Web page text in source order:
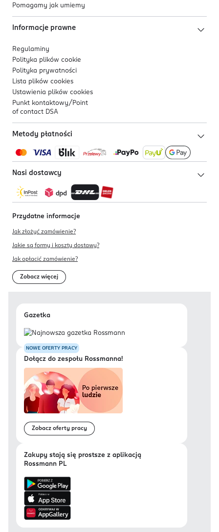
Pomagamy jak umiemy
Informacje prawne
Regulaminy
Polityka plików cookie
Polityka prywatności
Lista plików cookies
Ustawienia plików cookies
Punkt kontaktowy/ Point
of contact DSA
Metody płatności
Nasi dostawcy
Przydatne informacje
Jak złożyć zamówienie?
Jakie są formy i koszty dostawy?
Jak opłacić zamówienie?
Zobacz więcej
Gazetka
NOWE OFERTY PRACY
Dołącz do zespołu Rossmanna!
Zobacz oferty pracy
Zakupy stają się prostsze z aplikacją
Rossmann PL